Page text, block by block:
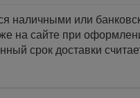
наличными или
на сайте при
срок доставки